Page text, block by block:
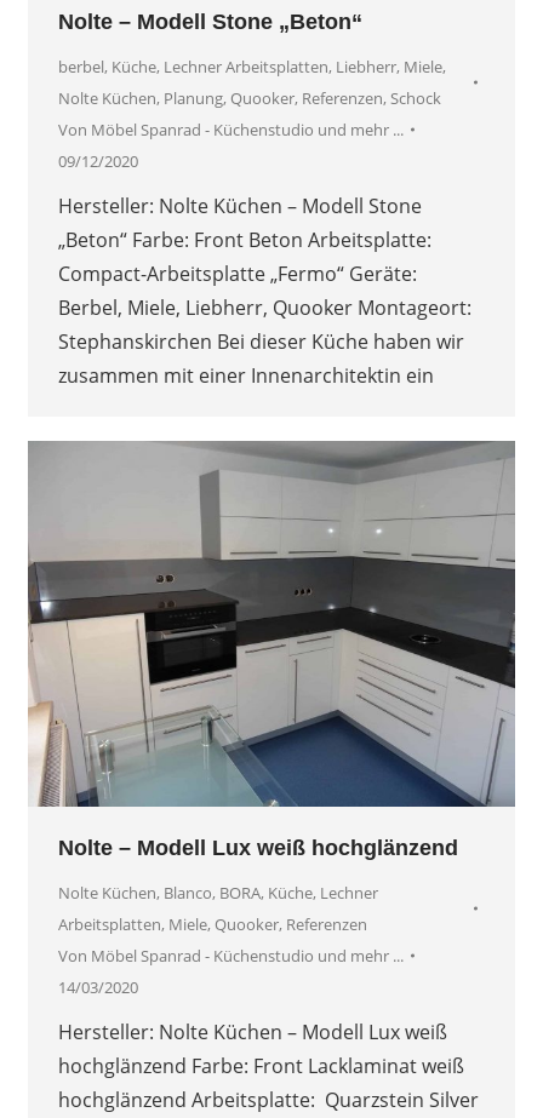
Nolte – Modell Stone „Beton“
berbel, Küche, Lechner Arbeitsplatten, Liebherr, Miele,
Nolte Küchen, Planung, Quooker, Referenzen, Schock
Von Möbel Spanrad - Küchenstudio und mehr ...
09/12/2020
Hersteller: Nolte Küchen – Modell Stone
„Beton“ Farbe: Front Beton Arbeitsplatte:
Compact-Arbeitsplatte „Fermo“ Geräte:
Berbel, Miele, Liebherr, Quooker Montageort:
Stephanskirchen Bei dieser Küche haben wir
zusammen mit einer Innenarchitektin ein
Nolte – Modell Lux weiß hochglänzend
Nolte Küchen, Blanco, BORA, Küche, Lechner
Arbeitsplatten, Miele, Quooker, Referenzen
Von Möbel Spanrad - Küchenstudio und mehr ...
14/03/2020
Hersteller: Nolte Küchen – Modell Lux weiß
hochglänzend Farbe: Front Lacklaminat weiß
hochglänzend Arbeitsplatte: Quarzstein Silver